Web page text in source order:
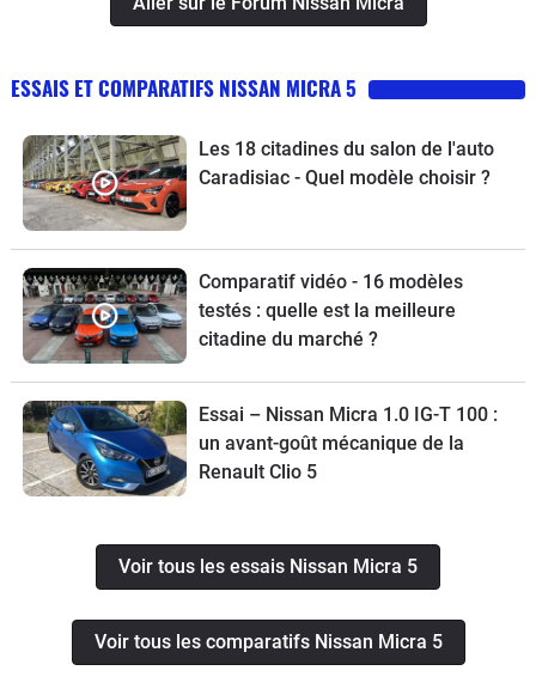
roulement. Mais ce n'est ni une
:Si vous l'achetez comme moi pour la
en serait très satisfait et c'est le
meilleur choix ! Mais ne vous attendais
pas à plus, car elle n'est pas prévue
dans le sens où elle a toute les
qualités pour une voiture de sa
catégorie :Une "berline compacte" et
que ses défaut sont lié justement à
cette catégorie, à savoir pas assez
"sportive" À suivre...
ESSAIS ET COMPARATIFS NISSAN MICRA 5
Les 18 citadines du salon de l'auto
Caradisiac - Quel modèle choisir ?
Comparatif vidéo - 16 modèles
testés : quelle est la meilleure
citadine du marché ?
Essai – Nissan Micra 1.0 IG-T 100 :
un avant-goût mécanique de la
Renault Clio 5
Voir tous les essais Nissan Micra 5
Voir tous les comparatifs Nissan Micra 5